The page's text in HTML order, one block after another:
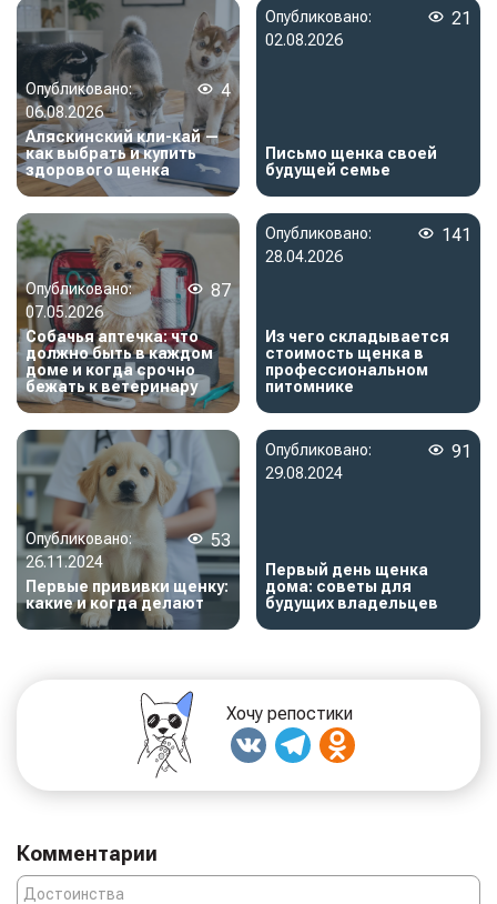
Опубликовано:
06.08.2026
4
Аляскинский кли-кай —
как выбрать и купить
здорового щенка
Опубликовано:
02.08.2026
21
Письмо щенка своей
будущей семье
Опубликовано:
07.05.2026
87
Собачья аптечка: что
должно быть в каждом
доме и когда срочно
бежать к ветеринару
Опубликовано:
28.04.2026
141
Из чего складывается
стоимость щенка в
профессиональном
питомнике
Опубликовано:
26.11.2024
53
Первые прививки щенку:
какие и когда делают
Опубликовано:
29.08.2024
91
Первый день щенка
дома: советы для
будущих владельцев
Хочу репостики
Комментарии